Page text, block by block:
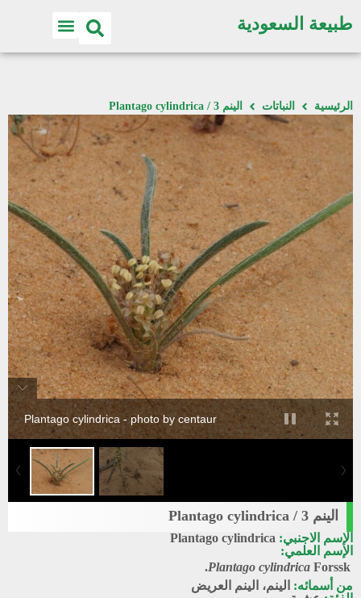
طبيعة السعودية
الرئيسية النباتات الينم 3 / Plantago cylindrica
Plantago cylindrica - photo by centaur
الينم 3 / Plantago cylindrica
الإسم الاجنبي: Plantago cylindrica
الإسم العلمي:
Plantago cylindrica Forssk.
من أسمائه: الينم، الينم العريض